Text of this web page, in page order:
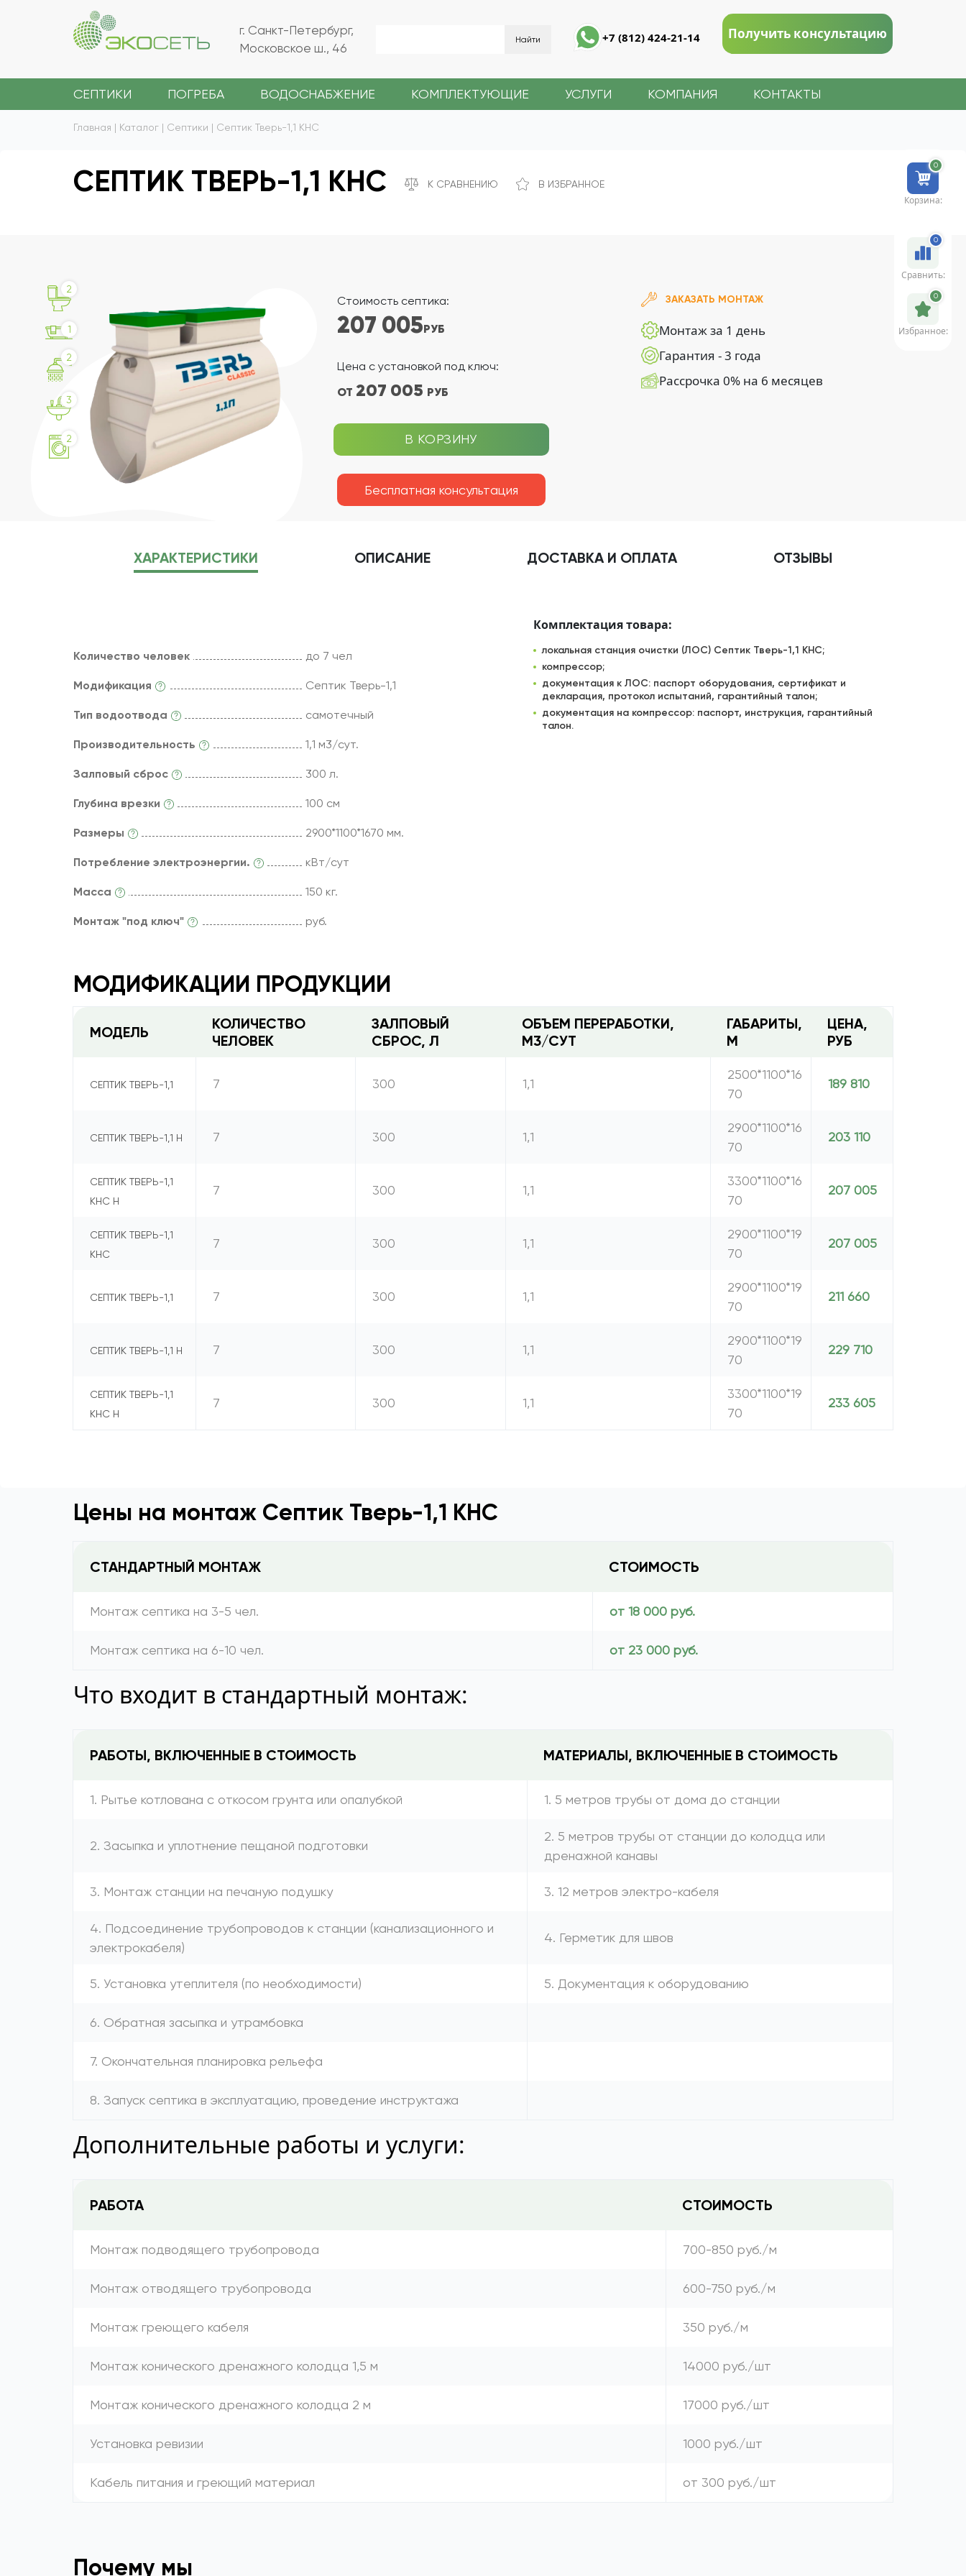
г. Санкт-Петербург,
Московское ш., 46
+7 (812) 424-21-14 Получить консультацию
СЕПТИКИ ПОГРЕБА ВОДОСНАБЖЕНИЕ КОМПЛЕКТУЮЩИЕ УСЛУГИ КОМПАНИЯ КОНТАКТЫ
Главная | Каталог | Септики | Септик Тверь-1,1 КНС
СЕПТИК ТВЕРЬ-1,1 КНС К СРАВНЕНИЮ В ИЗБРАННОЕ
2
1
2
3
2
Стоимость септика:
207 005РУБ
Цена с установкой под ключ:
ОТ 207 005 РУБ
В КОРЗИНУ
Бесплатная консультация
ЗАКАЗАТЬ МОНТАЖ
Монтаж за 1 день
Гарантия - 3 года
Рассрочка 0% на 6 месяцев
ХАРАКТЕРИСТИКИ ОПИСАНИЕ ДОСТАВКА И ОПЛАТА ОТЗЫВЫ
Количество человек до 7 чел
Модификация Септик Тверь-1,1
Тип водоотвода самотечный
Производительность 1,1 м3/сут.
Залповый сброс 300 л.
Глубина врезки 100 см
Размеры 2900*1100*1670 мм.
Потребление электроэнергии. кВт/сут
Масса 150 кг.
Монтаж "под ключ" руб.
Комплектация товара:
локальная станция очистки (ЛОС) Септик Тверь-1,1 КНС;
компрессор;
документация к ЛОС: паспорт оборудования, сертификат и
декларация, протокол испытаний, гарантийный талон;
документация на компрессор: паспорт, инструкция, гарантийный
талон.
МОДИФИКАЦИИ ПРОДУКЦИИ
МОДЕЛЬ
КОЛИЧЕСТВО
ЧЕЛОВЕК
ЗАЛПОВЫЙ
СБРОС, Л
ОБЪЕМ ПЕРЕРАБОТКИ,
М3/СУТ
ГАБАРИТЫ,
М
ЦЕНА,
РУБ
СЕПТИК ТВЕРЬ-1,1 7 300 1,1
2500*1100*16
70
189 810
СЕПТИК ТВЕРЬ-1,1 Н 7 300 1,1
2900*1100*16
70
203 110
СЕПТИК ТВЕРЬ-1,1
КНС Н
7 300 1,1
3300*1100*16
70
207 005
СЕПТИК ТВЕРЬ-1,1
КНС
7 300 1,1
2900*1100*19
70
207 005
СЕПТИК ТВЕРЬ-1,1 7 300 1,1
2900*1100*19
70
211 660
СЕПТИК ТВЕРЬ-1,1 Н 7 300 1,1
2900*1100*19
70
229 710
СЕПТИК ТВЕРЬ-1,1
КНС Н
7 300 1,1
3300*1100*19
70
233 605
Цены на монтаж Септик Тверь-1,1 КНС
СТАНДАРТНЫЙ МОНТАЖ СТОИМОСТЬ
Монтаж септика на 3-5 чел. от 18 000 руб.
Монтаж септика на 6-10 чел. от 23 000 руб.
Что входит в стандартный монтаж:
РАБОТЫ, ВКЛЮЧЕННЫЕ В СТОИМОСТЬ МАТЕРИАЛЫ, ВКЛЮЧЕННЫЕ В СТОИМОСТЬ
1. Рытье котлована с откосом грунта или опалубкой 1. 5 метров трубы от дома до станции
2. Засыпка и уплотнение пещаной подготовки
2. 5 метров трубы от станции до колодца или
дренажной канавы
3. Монтаж станции на печаную подушку 3. 12 метров электро-кабеля
4. Подсоединение трубопроводов к станции (канализационного и
электрокабеля)
4. Герметик для швов
5. Установка утеплителя (по необходимости) 5. Документация к оборудованию
6. Обратная засыпка и утрамбовка
7. Окончательная планировка рельефа
8. Запуск септика в эксплуатацию, проведение инструктажа
Дополнительные работы и услуги:
РАБОТА СТОИМОСТЬ
Монтаж подводящего трубопровода 700-850 руб./м
Монтаж отводящего трубопровода 600-750 руб./м
Монтаж греющего кабеля 350 руб./м
Монтаж конического дренажного колодца 1,5 м 14000 руб./шт
Монтаж конического дренажного колодца 2 м 17000 руб./шт
Установка ревизии 1000 руб./шт
Кабель питания и греющий материал от 300 руб./шт
Почему мы
0
Корзина:
0
Сравнить:
0
Избранное: